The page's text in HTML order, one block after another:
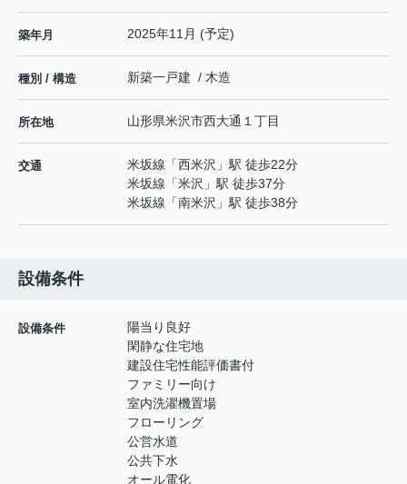
築年月 2025年11月 (予定)
種別 / 構造 新築一戸建 / 木造
所在地 山形県米沢市西大通 １丁目
交通 米坂線 「西米沢 」駅 徒歩22分
米坂線 「米沢 」駅 徒歩37分
米坂線 「南米沢 」駅 徒歩38分
設備条件
設備条件
陽当り良好
閑静な住宅地
建設住宅性能評価書付
ファミリー向け
室内洗濯機置場
フローリング
公営水道
公共下水
オール電化